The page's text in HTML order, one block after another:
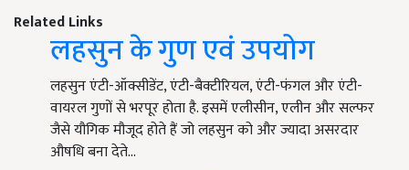
Related Links
लहसुन के गुण एवं उपयोग
लहसुन एंटी-ऑक्सीडेंट, एंटी-बैक्टीरियल, एंटी-फंगल और एंटी-
वायरल गुणों से भरपूर होता है. इसमें एलीसीन, एलीन और सल्फर
जैसे यौगिक मौजूद होते हैं जो लहसुन को और ज्यादा असरदार
औषधि बना देते…